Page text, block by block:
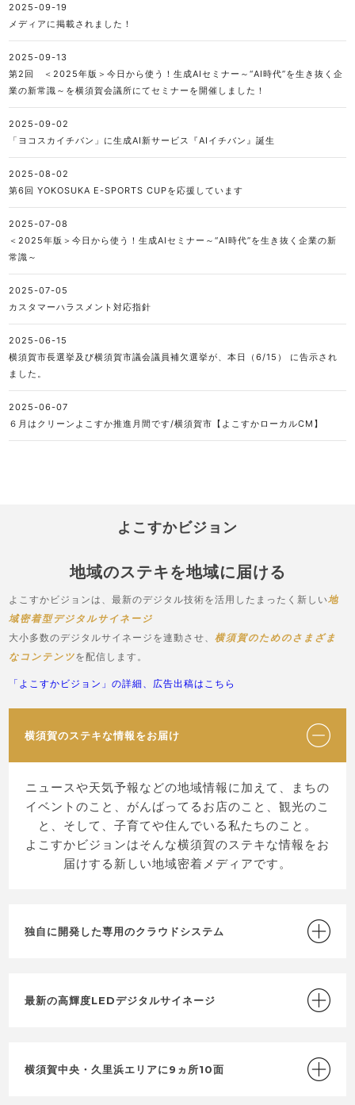
2025-09-19
メディアに掲載されました！
2025-09-13
第2回 ＜2025年版＞今日から使う！生成AIセミナー～“AI時代”を生き抜く企
業の新常識～を横須賀会議所にてセミナーを開催しました！
2025-09-02
「ヨコスカイチバン」に生成AI新サービス『AIイチバン』誕生
2025-08-02
第6回 YOKOSUKA E-SPORTS CUPを応援しています
2025-07-08
＜2025年版＞今日から使う！生成AIセミナー～“AI時代”を生き抜く企業の新
常識～
2025-07-05
カスタマーハラスメント対応指針
2025-06-15
横須賀市長選挙及び横須賀市議会議員補欠選挙が、本日（6/15） に告示され
ました。
2025-06-07
６月はクリーンよこすか推進月間です/横須賀市【よこすかローカルCM】
よこすかビジョン
地域のステキを地域に届ける
よこすかビジョンは、最新のデジタル技術を活用したまったく新しい地
域密着型デジタルサイネージ
大小多数のデジタルサイネージを連動させ、横須賀のためのさまざま
なコンテンツを配信します。
「よこすかビジョン」の詳細、広告出稿はこちら
横須賀のステキな情報をお届け
ニュースや天気予報などの地域情報に加えて、まちの
イベントのこと、がんばってるお店のこと、観光のこ
と、そして、子育てや住んでいる私たちのこと。
よこすかビジョンはそんな横須賀のステキな情報をお
届けする新しい地域密着メディアです。
独自に開発した専用のクラウドシステム
最新の高輝度LEDデジタルサイネージ
横須賀中央・久里浜エリアに9ヵ所10面